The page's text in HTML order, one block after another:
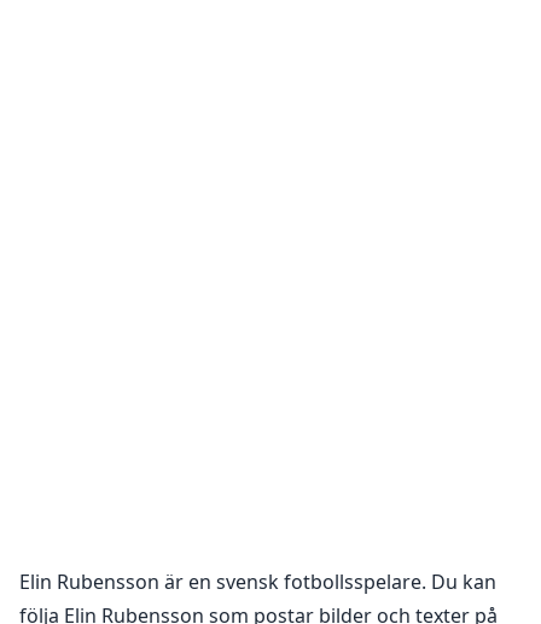
Elin Rubensson är en svensk fotbollsspelare. Du kan
följa Elin Rubensson som postar bilder och texter på